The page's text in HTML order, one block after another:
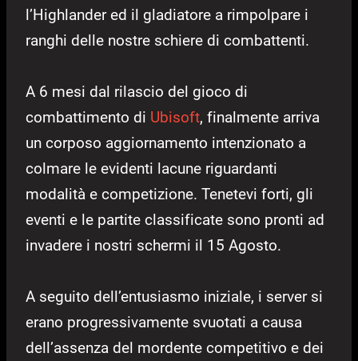
l’Highlander ed il gladiatore a rimpolpare i
ranghi delle nostre schiere di combattenti.
A 6 mesi dal rilascio del gioco di
combattimento di Ubisoft, finalmente arriva
un corposo aggiornamento intenzionato a
colmare le evidenti lacune riguardanti
modalità e competizione. Tenetevi forti, gli
eventi e le partite classificate sono pronti ad
invadere i nostri schermi il 15 Agosto.
A seguito dell’entusiasmo iniziale, i server si
erano progressivamente svuotati a causa
dell’assenza del mordente competitivo e dei